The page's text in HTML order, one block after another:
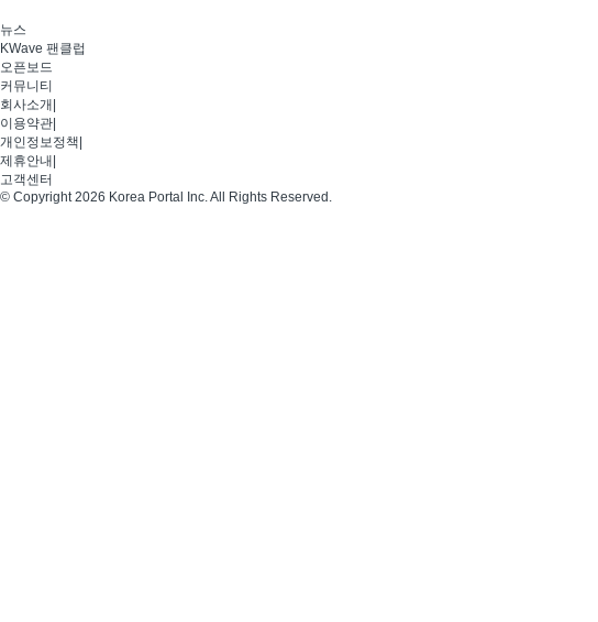
뉴스
KWave 팬클럽
오픈보드
커뮤니티
회사소개
이용약관
개인정보정책
제휴안내
고객센터
© Copyright 2026 Korea Portal Inc. All Rights Reserved.